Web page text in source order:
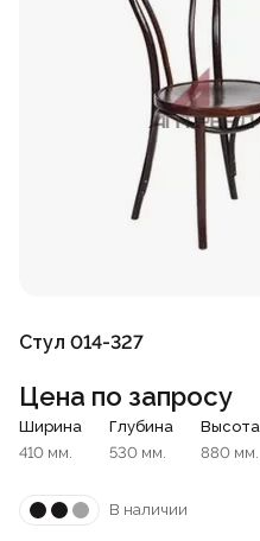
Стул 014-327
Цена по запросу
Ширина
410 мм.
Глубина
530 мм.
Высота
880 мм.
В наличии